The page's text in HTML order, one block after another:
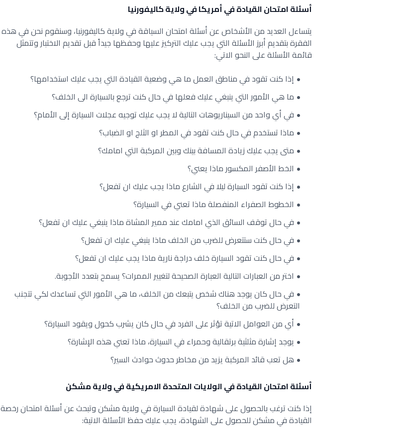
أسئلة امتحان القيادة في أمريكا في ولاية كاليفورنيا
يتساءل العديد من الأشخاص عن أسئلة امتحان السياقة في ولاية كاليفورنيا، وسنقوم نحن في هذه
الفقرة بتقديم أبرز الأسئلة التي يجب عليك التركيز عليها وحفظها جيداً قبل تقديم الاختبار وتتمثل
قائمة الأسئلة على النحو الاتي:
إذا كنت تقود في مناطق العمل ما هي وضعية القيادة التي يجب عليك استخدامها؟
ما هي الأمور التي ينبغي عليك فعلها في حال كنت ترجع بالسيارة الى الخلف؟
في أي واحد من السيناريوهات التالية لا يجب عليك توجيه عجلات السيارة إلى الأمام؟
ماذا تستخدم في حال كنت تقود في المطر او الثلج او الضباب؟
متى يجب عليك زيادة المسافة بينك وبين المركبة التي امامك؟
الخط الأصفر المكسور ماذا يعني؟
إذا كنت تقود السيارة ليلا في الشارع ماذا يجب عليك ان تفعل؟
الخطوط الصفراء المنفصلة ماذا تعني في السيارة؟
في حال توقف السائق الذي امامك عند ممير المشاة ماذا ينبغي عليك ان تفعل؟
في حال كنت ستتعرض للضرب من الخلف ماذا ينبغي عليك ان تفعل؟
في حال كنت تقود السيارة خلف دراجة نارية ماذا يجب عليك ان تفعل؟
اختر من العبارات التالية العبارة الصحيحة لتغيير الممرات؟ يسمح بتعدد الأجوبة.
في حال كان يوجد هناك شخص يتبعك من الخلف، ما هي الأمور التي تساعدك لكي تتجنب
التعرض للضرب من الخلف؟
أي من العوامل الاتية تؤثر على الفرد في حال كان يشرب كحول ويقود السيارة؟
يوجد إشارة مثلثية برتقالية وحمراء في السيارة، ماذا تعني هذه الإشارة؟
هل تعب قائد المركبة يزيد من مخاطر حدوث حوادث السير؟
أسئلة امتحان القيادة في الولايات المتحدة الامريكية في ولاية مشكن
إذا كنت ترغب بالحصول على شهادة لقيادة السيارة في ولاية مشكن وتبحث عن أسئلة امتحان رخصة
القيادة في مشكن للحصول على الشهادة، يجب عليك حفظ الأسئلة الاتية: